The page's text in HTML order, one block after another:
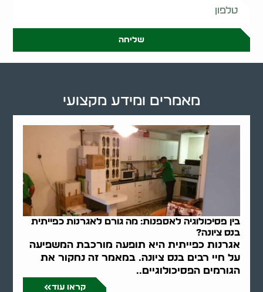
שליחה
בין פסיכולוגיה לאספנות: מה גורם לאגרנות כפייתית
בנס ציונה?
אגרנות כפייתית היא תופעה מורכבת המשפיעה
על חיי רבים בנס ציונה. במאמר זה נחקור את
הגורמים הפסיכולוגיים..
קראו עוד
מאמרים ומידע מקצועי